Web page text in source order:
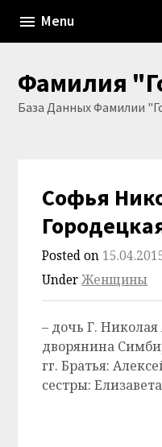
content
Menu
Фамилия
База Данных Фамилии
Софья
Posted on
UnderЖенщины
– дочь Г.
дворянина
гг. Братья:
сестры: